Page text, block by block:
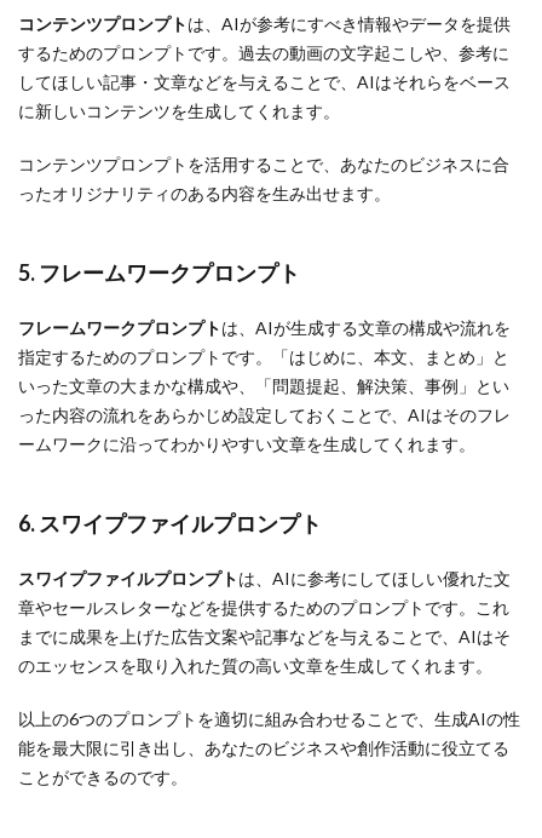
コンテンツプロンプトは、AIが参考にすべき情報やデータを提供
するためのプロンプトです。過去の動画の文字起こしや、参考に
してほしい記事・文章などを与えることで、AIはそれらをベース
に新しいコンテンツを生成してくれます。
コンテンツプロンプトを活用することで、あなたのビジネスに合
ったオリジナリティのある内容を生み出せます。
5. フレームワークプロンプト
フレームワークプロンプトは、AIが生成する文章の構成や流れを
指定するためのプロンプトです。「はじめに、本文、まとめ」と
いった文章の大まかな構成や、「問題提起、解決策、事例」とい
った内容の流れをあらかじめ設定しておくことで、AIはそのフレ
ームワークに沿ってわかりやすい文章を生成してくれます。
6. スワイプファイルプロンプト
スワイプファイルプロンプトは、AIに参考にしてほしい優れた文
章やセールスレターなどを提供するためのプロンプトです。これ
までに成果を上げた広告文案や記事などを与えることで、AIはそ
のエッセンスを取り入れた質の高い文章を生成してくれます。
以上の6つのプロンプトを適切に組み合わせることで、生成AIの性
能を最大限に引き出し、あなたのビジネスや創作活動に役立てる
ことができるのです。